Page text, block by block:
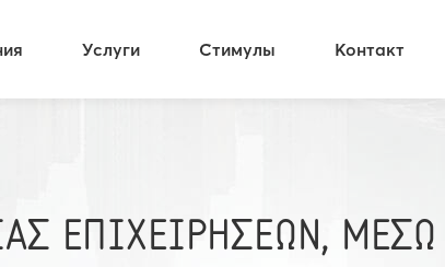
Услуги Стимулы Контакт
ΕΠΙΧΕΙΡΗΣΕΩΝ, ΜΕΣΩ